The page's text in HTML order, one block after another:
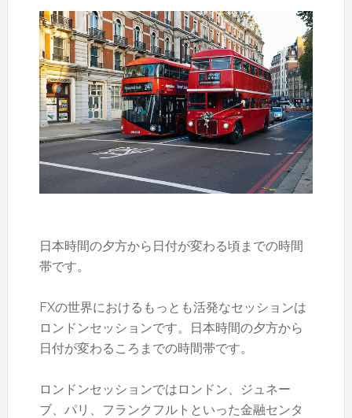
日本時間の夕方から日付が変わる頃までの時間
帯です。
FXの世界におけるもっとも活発なセッションは
ロンドンセッションです。日本時間の夕方から
日付が変わるころまでの時間帯です。
ロンドンセッションではロンドン、ジュネー
ブ、パリ、フランクフルトといった金融センタ